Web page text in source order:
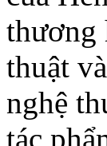
thương
thuật
nghệ
tác